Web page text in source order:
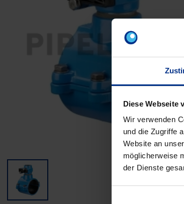
Diese Webseite
Wir verwenden
und die Zugriffe
Website an
möglicherweise
der Dienste